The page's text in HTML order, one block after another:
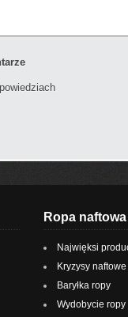
Ropa naftowa
Najwięksi
Kryzysy naftowe
Baryłka ropy
Wydobycie